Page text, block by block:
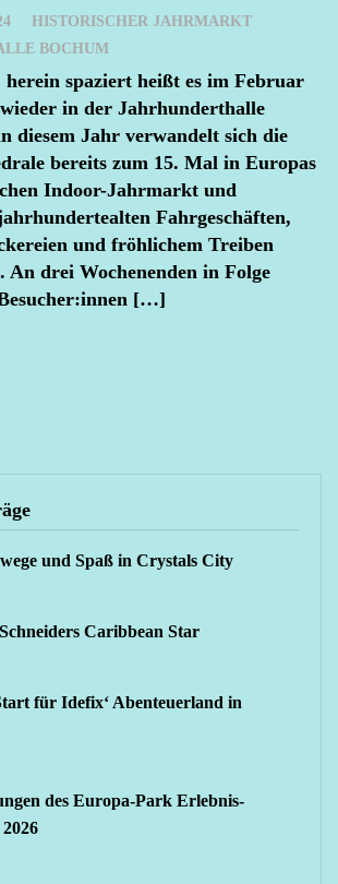
HISTORISCHER JAHRMARKT
BOCHUM
spaziert heißt es im Februar
in der Jahrhunderthalle
diesem Jahr verwandelt sich die
bereits zum 15. Mal in Europas
Indoor-Jahrmarkt und
Fahrgeschäften,
und fröhlichem Treiben
drei Wochenenden in Folge
[…]
und Spaß in Crystals City
Caribbean Star
für Idefix‘ Abenteuerland in
des Europa-Park Erlebnis-